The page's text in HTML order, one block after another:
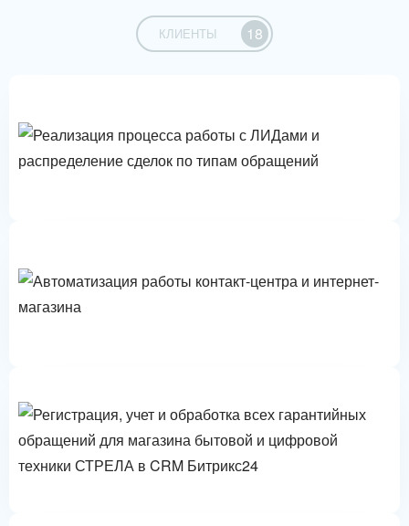
Демонстрация автоматизации процессов на реальных
КЛИЕНТЫ 18